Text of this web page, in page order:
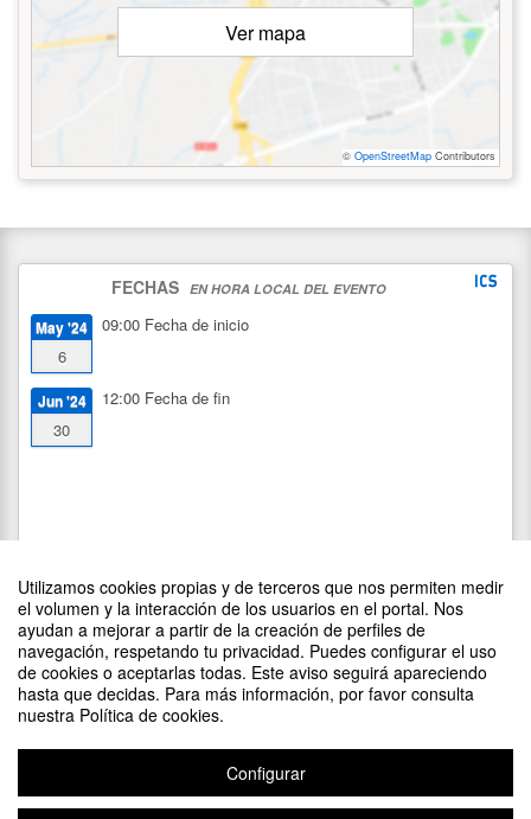
Utilizamos cookies propias y de terceros que nos permiten medir
el volumen y la interacción de los usuarios en el portal. Nos
ayudan a mejorar a partir de la creación de perfiles de
navegación, respetando tu privacidad. Puedes configurar el uso
de cookies o aceptarlas todas. Este aviso seguirá apareciendo
hasta que decidas. Para más información, por favor consulta
nuestra Política de cookies.
Configurar
Ver mapa
© OpenStreetMap Contributors
FECHAS EN HORA LOCAL DEL EVENTO
May '24
6
09:00 Fecha de inicio
Jun '24
30
12:00 Fecha de fin
DIFUNDE TU EVENTO PONIENDO EL SIGUIENTE CÓDIGO
EN TU SITIO